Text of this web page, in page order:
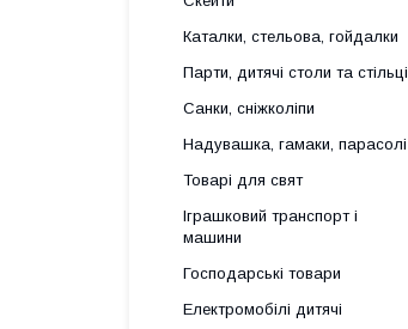
Каталки, стельова, гойдалки
Парти, дитячі столи та стільці
Санки, сніжколіпи
Надувашка, гамаки, парасолі
Товарі для свят
Іграшковий транспорт і
машини
Господарські товари
Електромобілі дитячі